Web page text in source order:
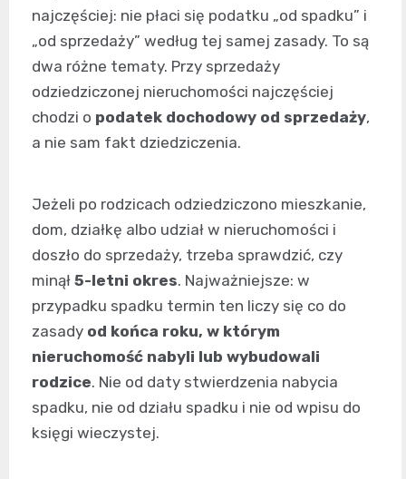
najczęściej: nie płaci się podatku „od spadku” i
„od sprzedaży” według tej samej zasady. To są
dwa różne tematy. Przy sprzedaży
odziedziczonej nieruchomości najczęściej
chodzi o podatek dochodowy od sprzedaży,
a nie sam fakt dziedziczenia.
Jeżeli po rodzicach odziedziczono mieszkanie,
dom, działkę albo udział w nieruchomości i
doszło do sprzedaży, trzeba sprawdzić, czy
minął 5-letni okres. Najważniejsze: w
przypadku spadku termin ten liczy się co do
zasady od końca roku, w którym
nieruchomość nabyli lub wybudowali
rodzice. Nie od daty stwierdzenia nabycia
spadku, nie od działu spadku i nie od wpisu do
księgi wieczystej.